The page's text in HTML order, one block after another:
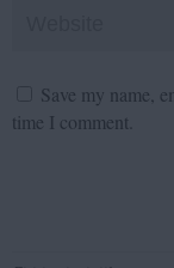
Save my name,
time I comment.